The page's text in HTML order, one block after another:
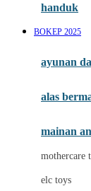
My
My
handuk
BOKEP 2025
ayunan
alas
mainan
mothercare
elc toys